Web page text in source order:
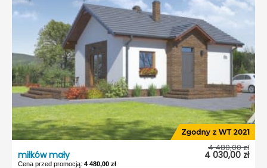
miłków mały 4 030,00 zł
4 480,00 zł
Cena przed promocją: 4 480,00 zł